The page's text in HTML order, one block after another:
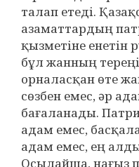
талап етеді.
азаматтардың
қызметіне енетін
бұл жанның
орналасқан өте
сөзбен емес, әр
бағаланады.
адам емес,
адам емес, ең
Осылайша, нағыз